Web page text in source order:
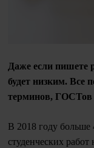
Даже если пишете
будет низким. Все
терминов, ГОСТов
В 2018 году
студенческих